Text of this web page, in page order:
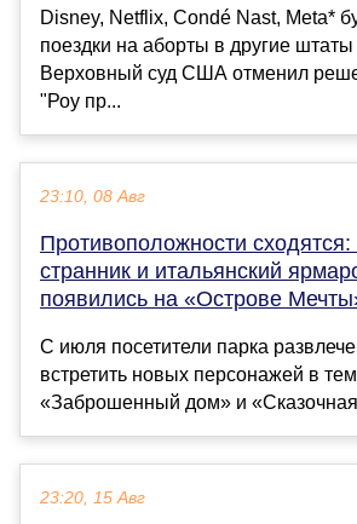
Disney, Netflix, Condé Nast, Meta*
поездки на аборты в другие штаты
Верховный суд США отменил
"Роу пр...
23:10, 08 Авг
Противоположности
странник и итальянский
появились на «Острове
С июля посетители парка
встретить новых персонажей в
«Заброшенный дом» и
23:20, 15 Авг